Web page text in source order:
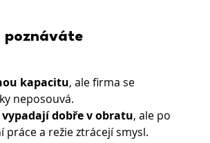
poznáváte
kapacitu, ale firma se
neposouvá.
dobře v obratu, ale po
práce a režie ztrácejí smysl.